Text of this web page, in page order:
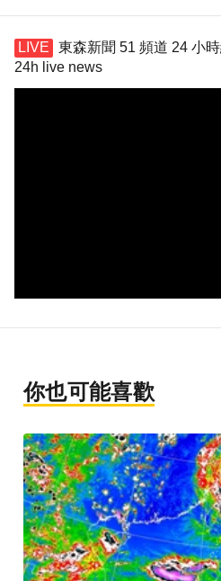
東森新聞 51 頻道 24 小
24h live news
你也可能喜歡